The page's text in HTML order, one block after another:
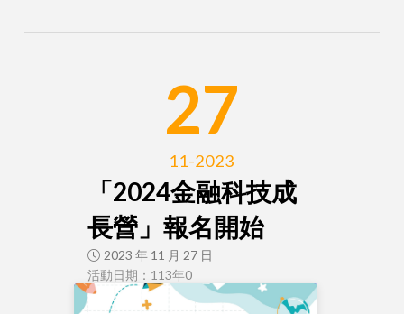
27
11-2023
「2024金融科技成
長營」報名開始
2023 年 11 月 27 日
活動日期：113年0